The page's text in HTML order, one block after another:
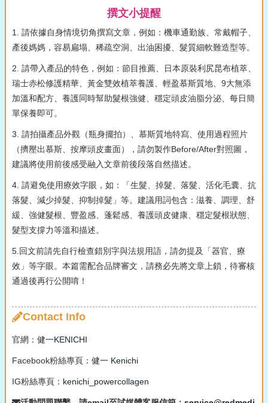
撰文小提醒
1. 請依據自身情境切角撰寫文章，例如：機車通勤族、常戴帽子、
產後媽媽，容易扁塌、稀疏空洞、出油困擾、髮質細軟難造型等。
2. 請帶入產品的特色，例如：節目推薦、日本原裝利尻昆布植萃、
瑞士赤松修護精華、黃金雙效植萃養護、輕盈慕斯質地、9大無添
加溫和配方、養護同時幫助髮根強健、穩定頭皮油脂分泌、每日簡
單保養即可。
3. 請拍攝產品外觀（瓶身擺拍）、慕斯質地特寫、使用過程照片
（擠壓出慕斯、按摩頭皮畫面），請勿製作Before/After對照圖，
建議將使用前後感受融入文章前後段落自然描述。
4. 請避免使用療效字眼，如：「生髮、掉髮、落髮、活化毛囊、抗
落髮、減少掉髮、抑制掉髮」等。建議用詞包含：滋養、調理、舒
緩、強健髮根、豐盈感、蓬鬆感、養護頭皮健康、穩定髮根狀態、
髮型支撐力等溫和描述。
5.回文前請先自行檢查錯別字與法規用語，請勿提及「器官、療
效」等字眼。本篇需配合品牌審文，請務必先將文章上鎖，待審核
通過後再行公開唷！
Contact Info
官網： 健一KENICHI
Facebook粉絲專頁： 健一 Kenichi
IG粉絲專頁： kenichi_powercollagen